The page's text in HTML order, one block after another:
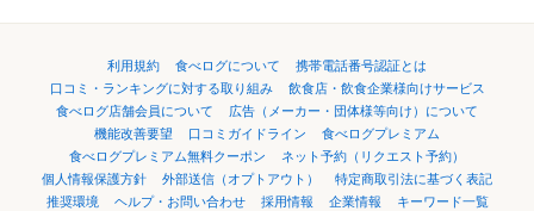
利用規約 食べログについて
携帯電話番号認証とは
口コミ・ランキングに対する取り組み
飲食店・飲食企業様向けサービス
食べログ店舗会員について
広告（メーカー・団体様等向け）について
機能改善要望
口コミガイドライン
食べログプレミアム
食べログプレミアム無料クーポン
ネット予約（リクエスト予約）
個人情報保護方針
外部送信（オプトアウト）
特定商取引法に基づく表記
推奨環境
ヘルプ・お問い合わせ 採用情報 企業情報
キーワード一覧